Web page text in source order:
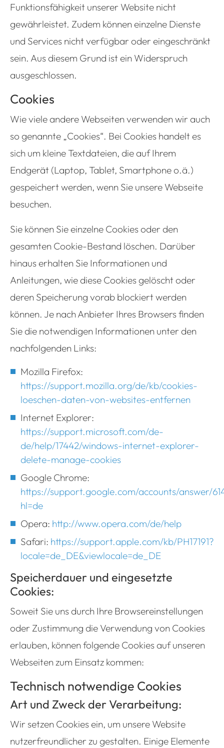
Funktionsfähigkeit unserer Website nicht
gewährleistet. Zudem können einzelne Dienste
und Services nicht verfügbar oder eingeschränkt
sein. Aus diesem Grund ist ein Widerspruch
ausgeschlossen.
Cookies
Wie viele andere Webseiten verwenden wir auch
so genannte „Cookies“. Bei Cookies handelt es
sich um kleine Textdateien, die auf Ihrem
Endgerät (Laptop, Tablet, Smartphone o.ä.)
gespeichert werden, wenn Sie unsere Webseite
besuchen.
Sie können Sie einzelne Cookies oder den
gesamten Cookie-Bestand löschen. Darüber
hinaus erhalten Sie Informationen und
Anleitungen, wie diese Cookies gelöscht oder
deren Speicherung vorab blockiert werden
können. Je nach Anbieter Ihres Browsers finden
Sie die notwendigen Informationen unter den
nachfolgenden Links:
Mozilla Firefox:
https://support.mozilla.org/de/kb/cookies-
loeschen-daten-von-websites-entfernen
Internet Explorer:
https://support.microsoft.com/de-
de/help/17442/windows-internet-explorer-
delete-manage-cookies
Google Chrome:
https://support.google.com/accounts/answer/
hl=de
Opera: http://www.opera.com/de/help
Safari: https://support.apple.com/kb/PH17191?
locale=de_DE&viewlocale=de_DE
Speicherdauer und eingesetzte
Cookies:
Soweit Sie uns durch Ihre Browsereinstellungen
oder Zustimmung die Verwendung von Cookies
erlauben, können folgende Cookies auf unseren
Webseiten zum Einsatz kommen:
Technisch notwendige Cookies
Art und Zweck der Verarbeitung:
Wir setzen Cookies ein, um unsere Website
nutzerfreundlicher zu gestalten. Einige Elemente